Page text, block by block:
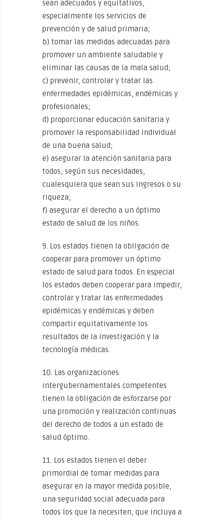
sean adecuados y equitativos,
especialmente los servicios de
prevención y de salud primaria;
b) tomar las medidas adecuadas para
promover un ambiente saludable y
eliminar las causas de la mala salud;
c) prevenir, controlar y tratar las
enfermedades epidémicas, endémicas y
profesionales;
d) proporcionar educación sanitaria y
promover la responsabilidad individual
de una buena salud;
e) asegurar la atención sanitaria para
todos, según sus necesidades,
cualesquiera que sean sus ingresos o su
riqueza;
f) asegurar el derecho a un óptimo
estado de salud de los niños.
9. Los estados tienen la obligación de
cooperar para promover un óptimo
estado de salud para todos. En especial
los estados deben cooperar para impedir,
controlar y tratar las enfermedades
epidémicas y endémicas y deben
compartir equitativamente los
resultados de la investigación y la
tecnología médicas.
10. Las organizaciones
intergubernamentales competentes
tienen la obligación de esforzarse por
una promoción y realización continuas
del derecho de todos a un estado de
salud óptimo.
11. Los estados tienen el deber
primordial de tomar medidas para
asegurar en la mayor medida posible,
una seguridad social adecuada para
todos los que la necesiten, que incluya a